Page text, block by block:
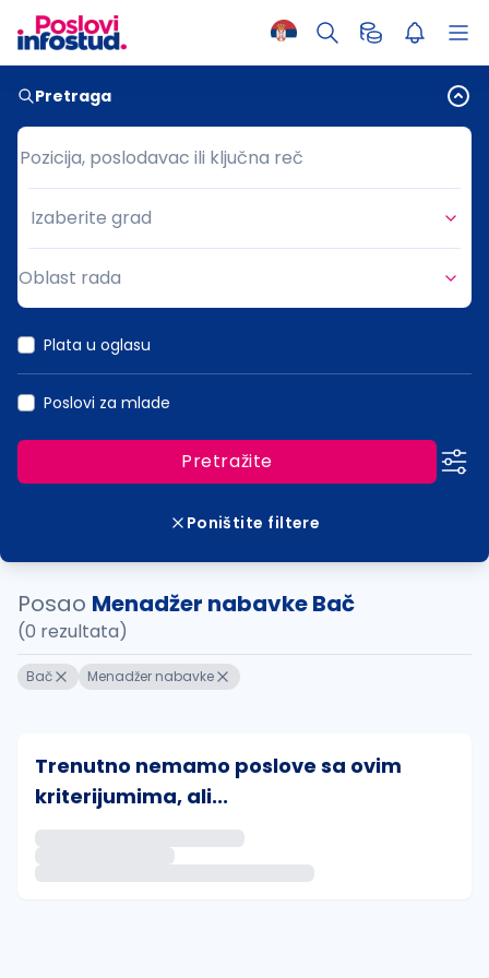
Pretraga
Pozicija, poslodavac ili ključna reč
Pozicija, poslodavac ili ključna reč
Grad
Izaberite grad
Oblast rada
Plata u oglasu
Poslovi za mlade
Pretražite
Poništite filtere
Posao Menadžer nabavke Bač
(0 rezultata)
Bač Menadžer nabavke
Trenutno nemamo poslove sa ovim
kriterijumima, ali...